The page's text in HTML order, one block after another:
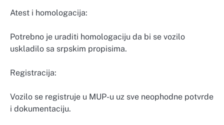
Atest i homologacija:
Potrebno je uraditi homologaciju da bi se vozilo
uskladilo sa srpskim propisima.
Registracija:
Vozilo se registruje u MUP-u uz sve neophodne potvrde
i dokumentaciju.